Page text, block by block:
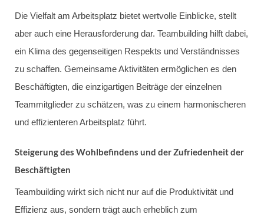
Die Vielfalt am Arbeitsplatz bietet wertvolle Einblicke, stellt
aber auch eine Herausforderung dar. Teambuilding hilft dabei,
ein Klima des gegenseitigen Respekts und Verständnisses
zu schaffen. Gemeinsame Aktivitäten ermöglichen es den
Beschäftigten, die einzigartigen Beiträge der einzelnen
Teammitglieder zu schätzen, was zu einem harmonischeren
und effizienteren Arbeitsplatz führt.
Steigerung des Wohlbefindens und der Zufriedenheit der
Beschäftigten
Teambuilding wirkt sich nicht nur auf die Produktivität und
Effizienz aus, sondern trägt auch erheblich zum